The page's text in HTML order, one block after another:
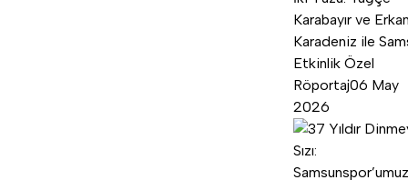
Karabayır ve
Karadeniz ile
Etkinlik Özel
Röportaj06 May
2026